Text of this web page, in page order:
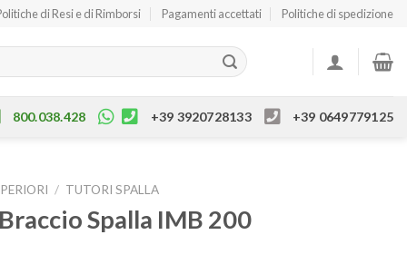
di Resi e di Rimborsi Pagamenti accettati Politiche di spedizione
800.038.428 +39 3920728133 +39 0649779125
/ TUTORI SPALLA
Spalla IMB 200